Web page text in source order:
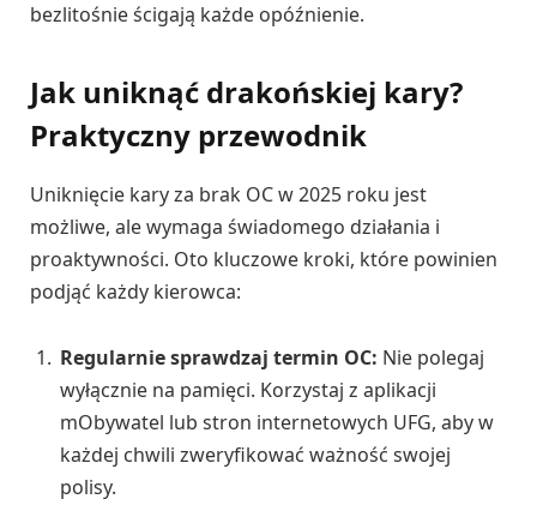
bezlitośnie ścigają każde opóźnienie.
Jak uniknąć drakońskiej kary?
Praktyczny przewodnik
Uniknięcie kary za brak OC w 2025 roku jest
możliwe, ale wymaga świadomego działania i
proaktywności. Oto kluczowe kroki, które powinien
podjąć każdy kierowca:
Regularnie sprawdzaj termin OC: Nie polegaj
wyłącznie na pamięci. Korzystaj z aplikacji
mObywatel lub stron internetowych UFG, aby w
każdej chwili zweryfikować ważność swojej
polisy.